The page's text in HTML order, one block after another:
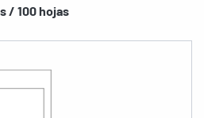
/ 100 hojas